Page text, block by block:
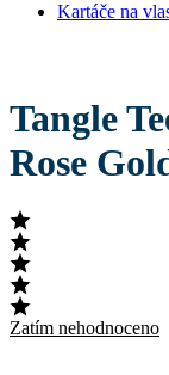
Kartáče na
Tangle
Rose
Zatím nehodnoceno